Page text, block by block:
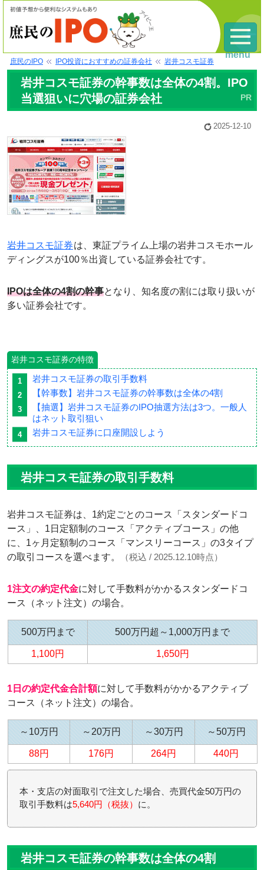
庶民のIPO IPO投資におすすめの証券会社 岩井コスモ証券
岩井コスモ証券の幹事数は全体の4割。IPO
当選狙いに穴場の証券会社
2025-12-10
岩井コスモ証券は、東証プライム上場の岩井コスモホール
ディングスが100％出資している証券会社です。
IPOは全体の4割の幹事となり、知名度の割には取り扱いが
多い証券会社です。
岩井コスモ証券の特徴
岩井コスモ証券の取引手数料
【幹事数】岩井コスモ証券の幹事数は全体の4割
【抽選】岩井コスモ証券のIPO抽選方法は3つ。一般人
はネット取引狙い
岩井コスモ証券に口座開設しよう
岩井コスモ証券の取引手数料
岩井コスモ証券は、1約定ごとのコース「スタンダードコ
ース」、1日定額制のコース「アクティブコース」の他
に、1ヶ月定額制のコース「マンスリーコース」の3タイプ
の取引コースを選べます。
（税込 / 2025.12.10時点）
1注文の約定代金に対して手数料がかかるスタンダードコ
ース（ネット注文）の場合。
500万円まで 500万円超～1,000万円まで
1,100円 1,650円
1日の約定代金合計額に対して手数料がかかるアクティブ
コース（ネット注文）の場合。
～10万円 ～20万円 ～30万円 ～50万円
88円 176円 264円 440円
本・支店の対面取引で注文した場合、売買代金50万円の
取引手数料は5,640円（税抜） に。
岩井コスモ証券の幹事数は全体の4割
menu